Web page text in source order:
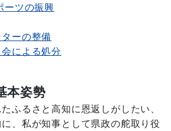
ーツの振興
ターの整備
会による処分
本姿勢
ふるさと高知に恩返しがしたい、
、私が知事として県政の舵取り役